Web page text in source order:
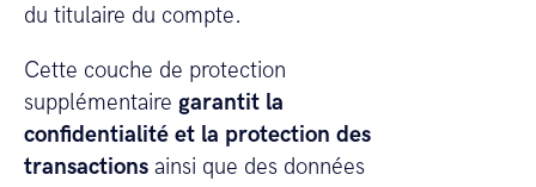
du titulaire du compte.
Cette couche de protection
supplémentaire garantit la
confidentialité et la protection des
transactions ainsi que des données